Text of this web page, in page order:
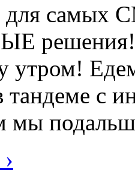
для
утром!
с
мы